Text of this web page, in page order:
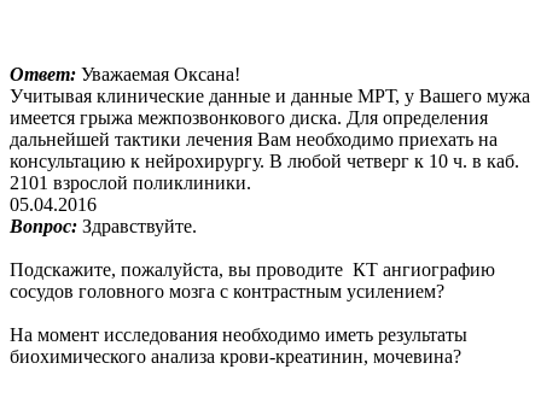
Ответ: Уважаемая Оксана!
Учитывая клинические данные и данные МРТ, у Вашего мужа
имеется грыжа межпозвонкового диска. Для определения
дальнейшей тактики лечения Вам необходимо приехать на
консультацию к нейрохирургу. В любой четверг к 10 ч. в каб.
2101 взрослой поликлиники.
05.04.2016
Вопрос: Здравствуйте.
Подскажите, пожалуйста, вы проводите КТ ангиографию
сосудов головного мозга с контрастным усилением?
На момент исследования необходимо иметь результаты
биохимического анализа крови-креатинин, мочевина?